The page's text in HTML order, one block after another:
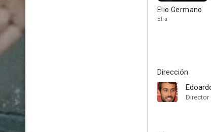
Elio Germano
Elia
Dirección
Director